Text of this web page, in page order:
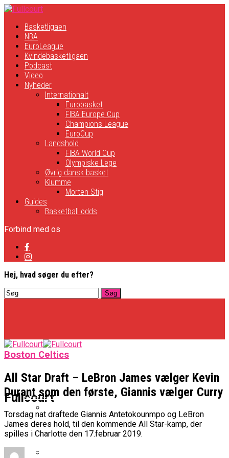
Basketligaen
NBA
EuroLeague
Kvindebasketligaen
Podcast
Video
Nyheder
Internationalt
Eurobasket
FIBA Europe Cup
Champions League
EuroCup
Landshold
FIBA World Cup
Olympiske Lege
Øvrig dansk basket
Klumme
Morten Stig
Guides
Basketball odds
Forbind med os
Hej, hvad søger du efter?
Fullcourt
Basketligaen
Officielt: Vejen Gafler Dansker Hos Rabbits
NBA
Boston Celtics
All Star Draft – LeBron James vælger Kevin
Durant som den første, Giannis vælger Curry
Torsdag nat draftede Giannis Antetokounmpo og LeBron
James deres hold, til den kommende All Star-kamp, der
spilles i Charlotte den 17.februar 2019.